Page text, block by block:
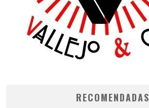
RECOMENDADAS